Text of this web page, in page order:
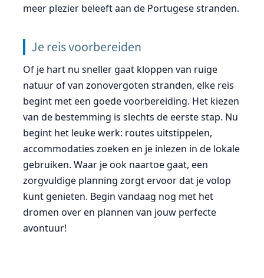
meer plezier beleeft aan de Portugese stranden.
Je reis voorbereiden
Of je hart nu sneller gaat kloppen van ruige
natuur of van zonovergoten stranden, elke reis
begint met een goede voorbereiding. Het kiezen
van de bestemming is slechts de eerste stap. Nu
begint het leuke werk: routes uitstippelen,
accommodaties zoeken en je inlezen in de lokale
gebruiken. Waar je ook naartoe gaat, een
zorgvuldige planning zorgt ervoor dat je volop
kunt genieten. Begin vandaag nog met het
dromen over en plannen van jouw perfecte
avontuur!